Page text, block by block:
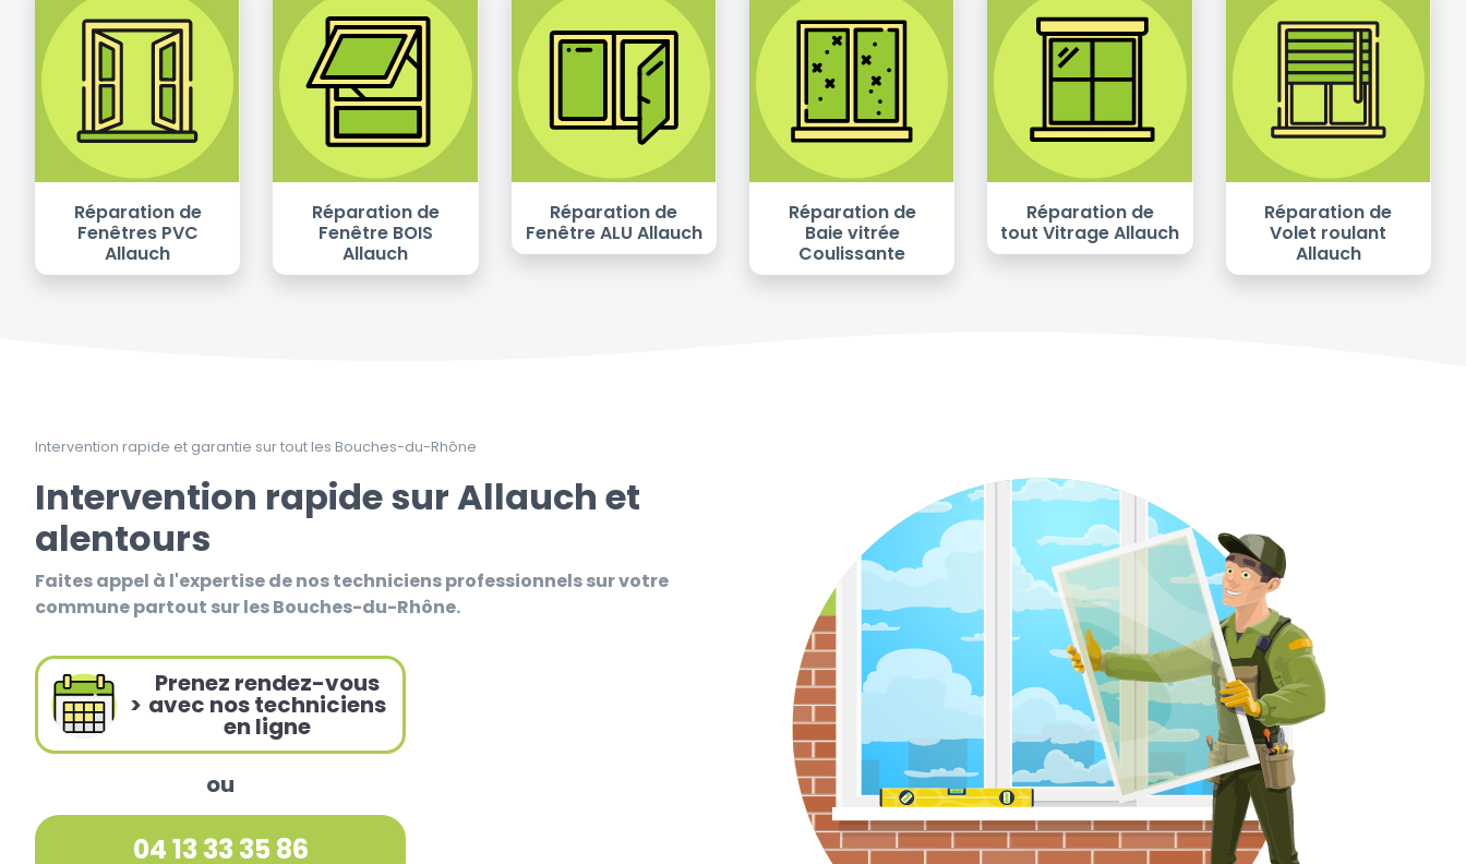
Réparation de
Fenêtres PVC
Allauch
Réparation de
Fenêtre BOIS
Allauch
Réparation de
Fenêtre ALU Allauch
Réparation de
Baie vitrée
Coulissante
Réparation de
tout Vitrage Allauch
Réparation de
Volet roulant
Allauch
Intervention rapide et garantie sur tout les Bouches-du-Rhône
Intervention rapide sur Allauch et
alentours
Faites appel à l'expertise de nos techniciens professionnels sur votre
commune partout sur les Bouches-du-Rhône.
>
Prenez rendez-vous
avec nos techniciens
en ligne
ou
04 13 33 35 86